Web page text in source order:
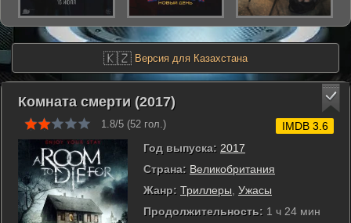
🇰🇿 Версия для Казахстана
Комната смерти (2017)
1.8/5 (52 гол.)
Год выпуска: 2017
Страна: Великобритания
Жанр: Триллеры Ужасы
Продолжительность: 1 ч 24 мин
IMDB 3.6